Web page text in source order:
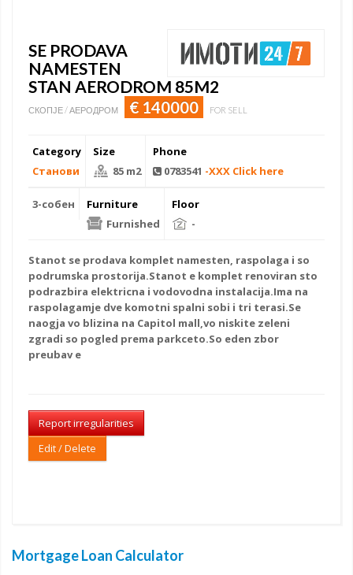
SE PRODAVA
NAMESTEN
STAN AERODROM 85M2
СКОПЈЕ / АЕРОДРОМ € 140000 FOR SELL
Category
Станови
Size
85 m2
Phone
0783541 -XXX Click here
3-собен
Furniture
Furnished
Floor
-
Stanot se prodava komplet namesten, raspolaga i so
podrumska prostorija.Stanot e komplet renoviran sto
podrazbira elektricna i vodovodna instalacija.Ima na
raspolagamje dve komotni spalni sobi i tri terasi.Se
naogja vo blizina na Capitol mall,vo niskite zeleni
zgradi so pogled prema parkceto.So eden zbor
preubav e
Report irregularities
Edit / Delete
Mortgage Loan Calculator